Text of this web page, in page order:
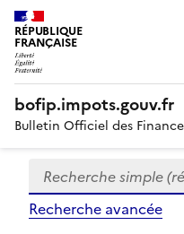
RÉPUBLIQUE
FRANÇAISE
bofip.impots.gouv.fr
Bulletin Officiel des
Formulaire
de
recherche
Recherche simple
Recherche avancée